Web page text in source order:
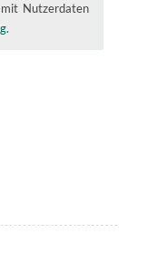
Nutzerdaten
.